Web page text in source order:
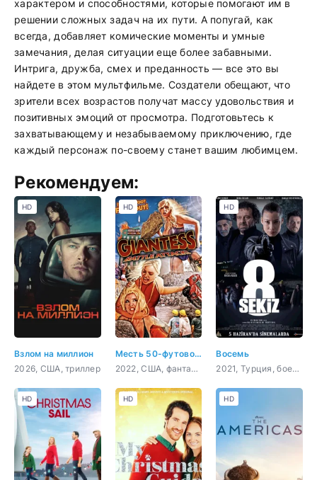
характером и способностями, которые помогают им в
решении сложных задач на их пути. А попугай, как
всегда, добавляет комические моменты и умные
замечания, делая ситуации еще более забавными.
Интрига, дружба, смех и преданность — все это вы
найдете в этом мультфильме. Создатели обещают, что
зрители всех возрастов получат массу удовольствия и
позитивных эмоций от просмотра. Подготовьтесь к
захватывающему и незабываемому приключению, где
каждый персонаж по-своему станет вашим любимцем.
Рекомендуем:
Взлом на миллион
2026, США, триллер
HD
Месть 50-футовой вебкамщицы
2022, США, фантастика, фэнтези, комедия
HD
Восемь
2021, Турция, боевик, драма, криминал, детектив
HD
HD HD HD